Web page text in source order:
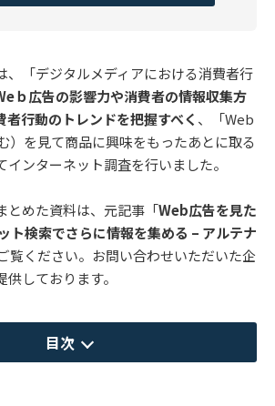
、「デジタルメディアにおける消費者行
ｂ広告の影響力や消費者の情報収集方
者行動のトレンドを把握すべく 、「Web
）を見て商品に興味をもったあとに取る
ンターネット調査を行いました。
とめた資料は、元記事「Web広告を見た
ト検索でさらに情報を集める – アルテナ
覧ください。お問い合わせいただいた企
しております。
目次